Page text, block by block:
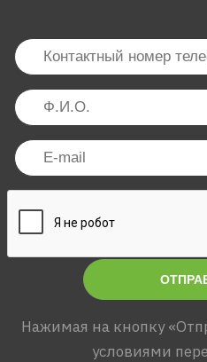
Нажимая на кнопку
условиями